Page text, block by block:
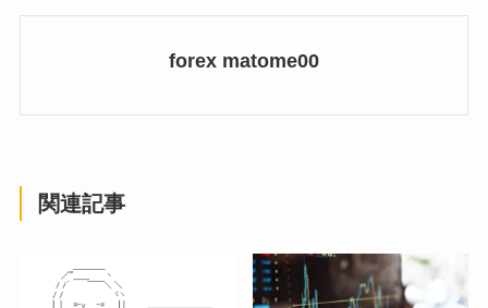
forex matome00
関連記事